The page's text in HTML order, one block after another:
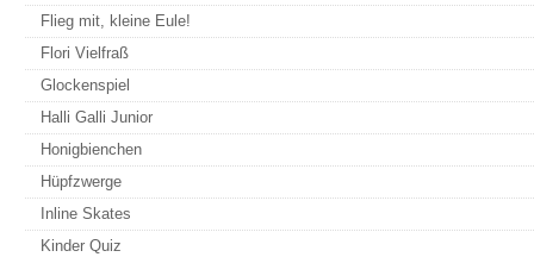
Flieg mit, kleine Eule!
Flori Vielfraß
Glockenspiel
Halli Galli Junior
Honigbienchen
Hüpfzwerge
Inline Skates
Kinder Quiz